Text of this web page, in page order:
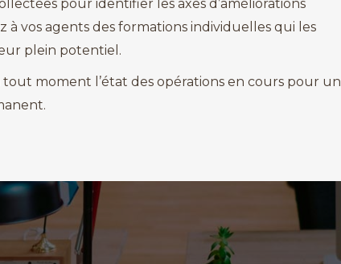
pour identifier les axes d’améliorations
à vos agents des formations individuelles qui les
plein potentiel.
tout moment l’état des opérations en cours pour un